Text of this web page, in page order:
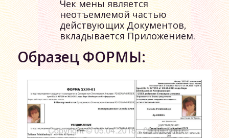
Чек мены является
неотъемлемой частью
действующих Документов,
вкладывается Приложением.
Образец ФОРМЫ: